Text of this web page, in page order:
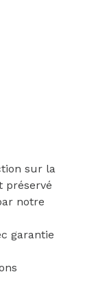
sur la
préservé
notre
garantie